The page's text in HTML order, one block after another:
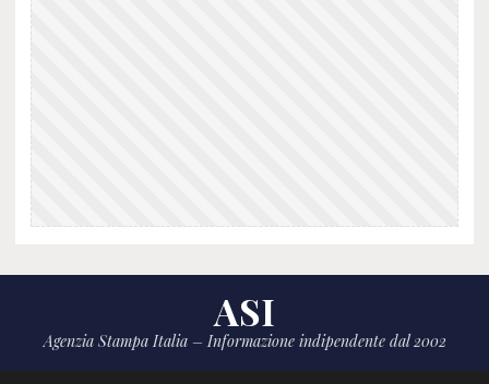
ASI
Agenzia Stampa Italia – Informazione indipendente dal 2002